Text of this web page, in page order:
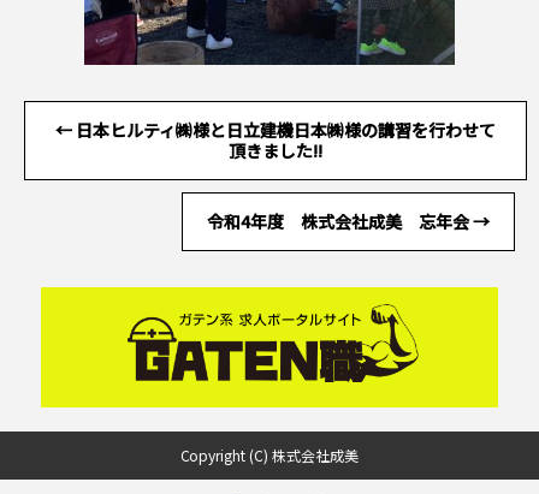
← 日本ヒルティ㈱様と日立建機日本㈱様の講習を行わせて
頂きました!!
令和4年度 株式会社成美 忘年会→
Copyright (C) 株式会社成美